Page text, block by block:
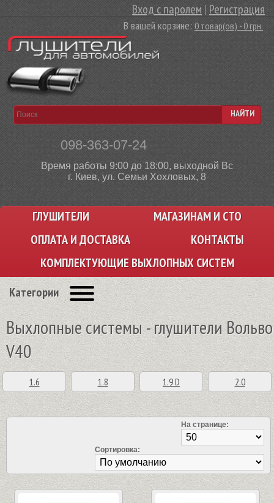
Вход с паролем |Регистрация
В вашей корзине:0 товар(ов) - 0 грн.
098-363-07-24
Время работы 9:00 до 18:00, выходной Вс
г. Киев, ул. Семьи Хохловых, 8
НАЙТИ
ГЛУШИТЕЛИ
МАГАЗИНАМ И СТО
ОПЛАТА И ДОСТАВКА
КОНТАКТЫ
КОМПЛЕКТУЮЩИЕ ВЫХЛОПНЫХ СИСТЕМ
Категории
Выхлопные системы - глушители Вольво
V40
1.6 1.8 1.9 D 2.0
На странице:
Сортировка: